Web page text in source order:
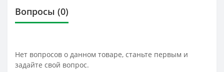
Вопросы (0)
Нет вопросов о данном товаре, станьте первым и
задайте свой вопрос.